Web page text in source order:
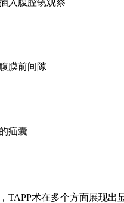
膜前间隙
疝囊
TAPP术在多个方面展现出